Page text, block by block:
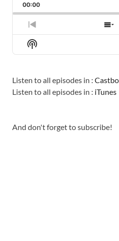
RATE
00:00
PREVIOUS
EPISODE
Show
Podcast
Listen to all episodes in :
Listen to all episodes in : iTunes
And don't forget to subscribe!